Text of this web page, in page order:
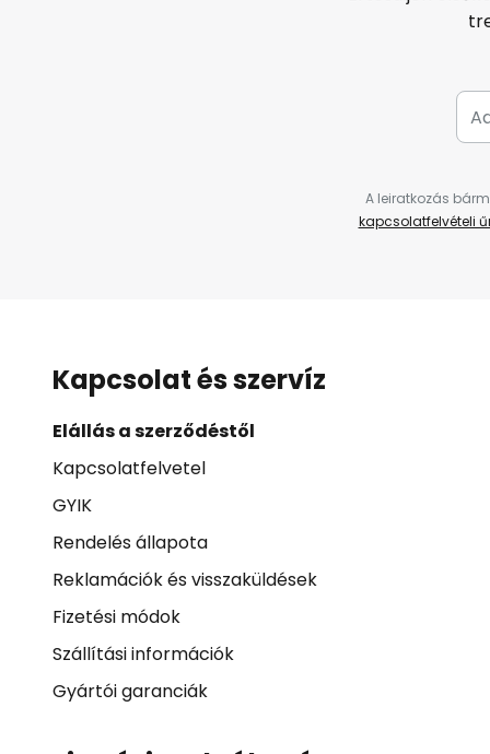
A leiratkozás
kapcsolatfelvételi
Kapcsolat és szervíz
Elállás a szerződéstől
Kapcsolatfelvetel
GYIK
Rendelés állapota
Reklamációk és visszaküldések
Fizetési módok
Szállítási információk
Gyártói garanciák